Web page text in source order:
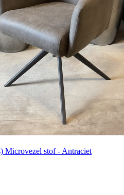
Microvezel stof - Antraciet